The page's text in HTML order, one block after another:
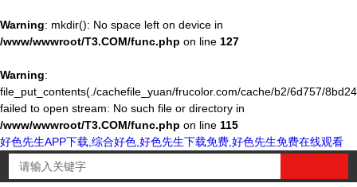
Warning: mkdir(): No space left on device in
/www/wwwroot/T3.COM/func.php on line 127
Warning:
file_put_contents(./cachefile_yuan/frucolor.com/cache/b2/6d757/
failed to open stream: No such file or directory in
/www/wwwroot/T3.COM/func.php on line 115
好色先生APP下载,综合好色,好色先生下载免费,好色先生免费在线观看